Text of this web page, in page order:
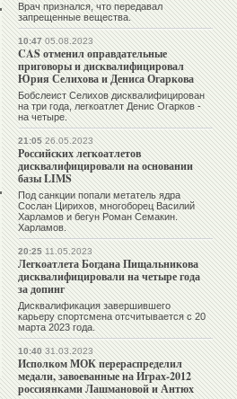
Игорь
ДИВЕЕВ
Сергей
СЕМАК
Врач признался, что передавал
запрещенные вещества.
10:4705.08.2023
CAS отменил оправдательные
приговоры и дисквалифицировал
Юрия Селихова и Дениса Огаркова
Бобслеист Селихов дисквалифицирован
на три года, легкоатлет Денис Огарков -
на четыре.
21:0526.05.2023
Российских легкоатлетов
дисквалифицировали на основании
базы LIMS
Под санкции попали метатель ядра
Сослан Цирихов, многоборец Василий
Харламов и бегун Роман Семакин.
Харламов.
20:2511.05.2023
Легкоатлета Богдана Пищальникова
дисквалифицировали на четыре года
за допинг
Дисквалификация завершившего
карьеру спортсмена отсчитывается с 20
марта 2023 года.
10:4031.03.2023
Исполком МОК перераспределил
медали, завоеванные на Играх-2012
россиянками Лашмановой и Антюх